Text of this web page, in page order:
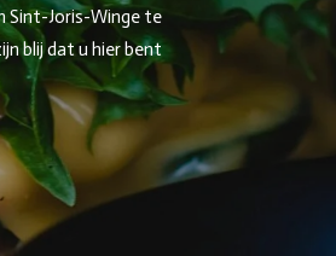
Sint-Joris-Winge te
blij dat u hier bent